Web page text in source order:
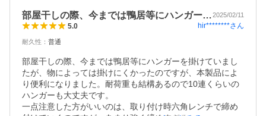
部屋干しの際、今までは鴨居等にハンガー…2025/02/11
5.0 hir********さん
耐久性 ： 普通
部屋干しの際、今までは鴨居等にハンガーを掛けていまし
たが、物によっては掛けにくかったのですが、本製品によ
り便利になりました。耐荷重も結構あるので10連くらいの
ハンガーも大丈夫です。
一点注意した方がいいのは、取り付け時六角レンチで締め